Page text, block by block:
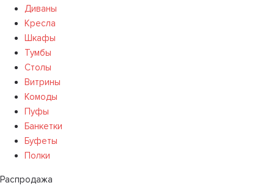
Диваны
Кресла
Шкафы
Тумбы
Столы
Витрины
Комоды
Пуфы
Банкетки
Буфеты
Полки
Распродажа